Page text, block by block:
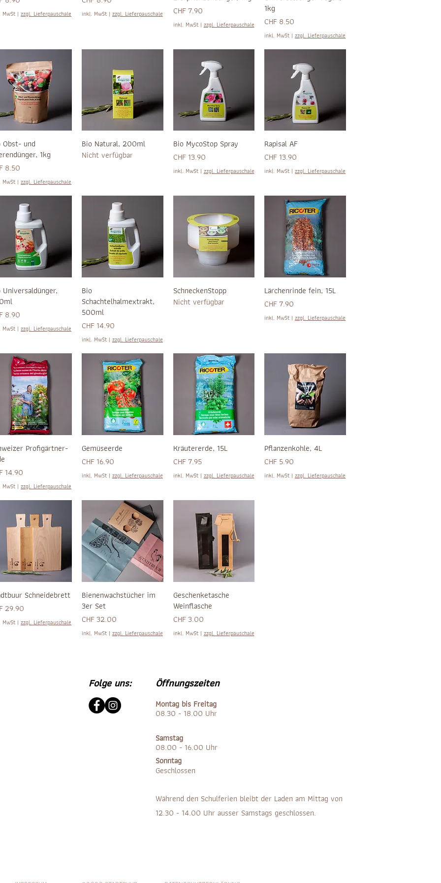
MwSt |zzgl. Lieferpauschale inkl. MwSt| zzgl. Lieferpauschale
Preis
CHF 7.90
inkl. MwSt| zzgl. Lieferpauschale
1kg
Preis
CHF 8.50
inkl. MwSt |zzgl. Lieferpauschale
Obst- und
1kg
8.50
MwSt |zzgl. Lieferpauschale
Bio Natural, 200ml
Nicht verfügbar
Bio MycoStop Spray
Preis
CHF 13.90
inkl. MwSt| zzgl. Lieferpauschale
Rapisal AF
Preis
CHF 13.90
inkl. MwSt |zzgl. Lieferpauschale
Universaldünger,
8.90
MwSt |zzgl. Lieferpauschale
Bio
Schachtelhalmextrakt,
500ml
Preis
CHF 14.90
inkl. MwSt| zzgl. Lieferpauschale
SchneckenStopp
Nicht verfügbar
Lärchenrinde fein, 15L
Preis
CHF 7.90
inkl. MwSt |zzgl. Lieferpauschale
Profigärtner-
14.90
MwSt |zzgl. Lieferpauschale
Gemüseerde
Preis
CHF 16.90
inkl. MwSt| zzgl. Lieferpauschale
Kräutererde, 15L
Preis
CHF 7.95
inkl. MwSt| zzgl. Lieferpauschale
Pflanzenkohle, 4L
Preis
CHF 5.90
inkl. MwSt |zzgl. Lieferpauschale
Schneidebrett
29.90
MwSt |zzgl. Lieferpauschale
Bienenwachstücher im
3er Set
Preis
CHF 32.00
inkl. MwSt| zzgl. Lieferpauschale
Geschenketasche
Weinflasche
Preis
CHF 3.00
inkl. MwSt| zzgl. Lieferpauschale
Folge uns: Öffnungszeiten
Montag bis Freitag
08.30 - 18.00 Uhr
Samstag
08.00 - 16.00 Uhr
Sonntag
Geschlossen
Während den Schulferien bleibt der Laden am Mittag von
12.30 - 14.00 Uhr ausser Samstags geschlossen.